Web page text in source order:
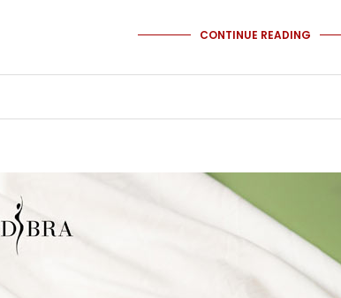
CONTINUE READING